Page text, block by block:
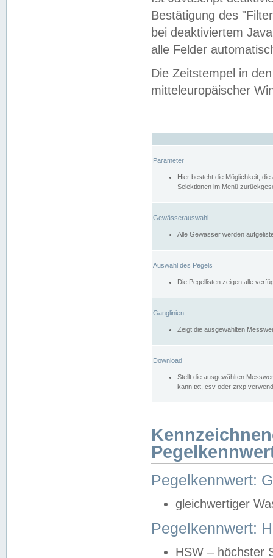
Bestätigung des
bei deaktiviertem
alle Felder
Die Zeitstempel in
mitteleuropäischer
Parameter
Hier besteht die Möglichkeit,
Selektionen im Menü
Gewässerauswahl
Alle Gewässer werden
Auswahl des Pegels
Die Pegellisten zeigen alle
Ganglinien
Zeigt die ausgewählten
Download
Stellt die ausgewählten
kann txt, csv oder zrxp
Pegelkennwert:
gleichwertiger
Pegelkennwert:
HSW – höchster